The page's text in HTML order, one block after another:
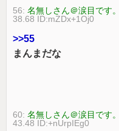
56:名無しさん＠涙目です
38.68 ID:mZDx+1Oj0
>>55
まんまだな
60:名無しさん＠涙目です
43.48 ID:+nUrpIEg0